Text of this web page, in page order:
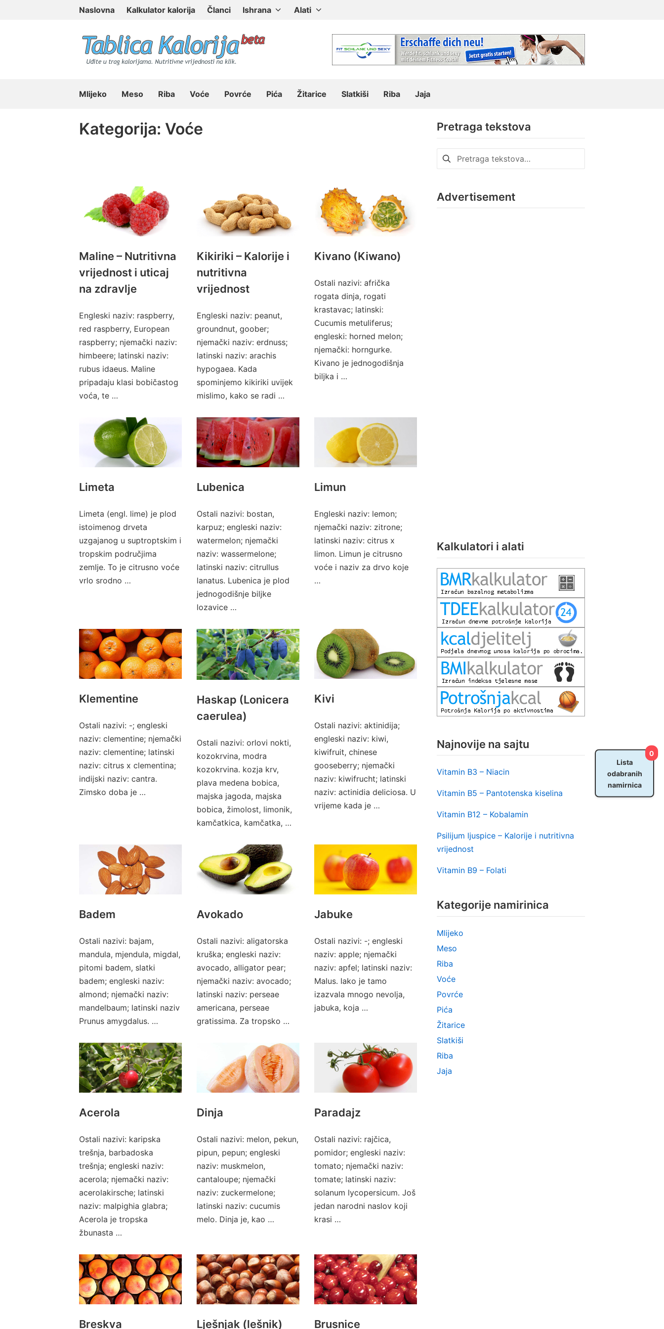
Naslovna Kalkulator kalorija Članci Ishrana Alati
Mlijeko Meso Riba Voće Povrće Pića Žitarice Slatkiši Riba Jaja
Kategorija: Voće
Maline – Nutritivna
vrijednost i uticaj
na zdravlje
Engleski naziv: raspberry,
red raspberry, European
raspberry; njemački naziv:
himbeere; latinski naziv:
rubus idaeus. Maline
pripadaju klasi bobičastog
voća, te …
Kikiriki – Kalorije i
nutritivna
vrijednost
Engleski naziv: peanut,
groundnut, goober;
njemački naziv: erdnuss;
latinski naziv: arachis
hypogaea. Kada
spominjemo kikiriki uvijek
mislimo, kako se radi …
Kivano (Kiwano)
Ostali nazivi: afrička
rogata dinja, rogati
krastavac; latinski:
Cucumis metuliferus;
engleski: horned melon;
njemački: horngurke.
Kivano je jednogodišnja
biljka i …
Limeta
Limeta (engl. lime) je plod
istoimenog drveta
uzgajanog u suptroptskim i
tropskim područjima
zemlje. To je citrusno voće
vrlo srodno …
Lubenica
Ostali nazivi: bostan,
karpuz; engleski naziv:
watermelon; njemački
naziv: wassermelone;
latinski naziv: citrullus
lanatus. Lubenica je plod
jednogodišnje biljke
lozavice …
Limun
Engleski naziv: lemon;
njemački naziv: zitrone;
latinski naziv: citrus x
limon. Limun je citrusno
voće i naziv za drvo koje
…
Klementine
Ostali nazivi: -; engleski
naziv: clementine; njemački
naziv: clementine; latinski
naziv: citrus x clementina;
indijski naziv: cantra.
Zimsko doba je …
Haskap (Lonicera
caerulea)
Ostali nazivi: orlovi nokti,
kozokrvina, modra
kozokrvina. kozja krv,
plava medena bobica,
majska jagoda, majska
bobica, žimolost, limonik,
kamčatkica, kamčatka, …
Kivi
Ostali nazivi: aktinidija;
engleski naziv: kiwi,
kiwifruit, chinese
gooseberry; njemački
naziv: kiwifrucht; latinski
naziv: actinidia deliciosa. U
vrijeme kada je …
Badem
Ostali nazivi: bajam,
mandula, mjendula, migdal,
pitomi badem, slatki
badem; engleski naziv:
almond; njemački naziv:
mandelbaum; latinski naziv
Prunus amygdalus. …
Avokado
Ostali nazivi: aligatorska
kruška; engleski naziv:
avocado, alligator pear;
njemački naziv: avocado;
latinski naziv: perseae
americana, perseae
gratissima. Za tropsko …
Jabuke
Ostali nazivi: -; engleski
naziv: apple; njemački
naziv: apfel; latinski naziv:
Malus. Iako je tamo
izazvala mnogo nevolja,
jabuka, koja …
Acerola
Ostali nazivi: karipska
trešnja, barbadoska
trešnja; engleski naziv:
acerola; njemački naziv:
acerolakirsche; latinski
naziv: malpighia glabra;
Acerola je tropska
žbunasta …
Dinja
Ostali nazivi: melon, pekun,
pipun, pepun; engleski
naziv: muskmelon,
cantaloupe; njemački
naziv: zuckermelone;
latinski naziv: cucumis
melo. Dinja je, kao …
Paradajz
Ostali nazivi: rajčica,
pomidor; engleski naziv:
tomato; njemački naziv:
tomate; latinski naziv:
solanum lycopersicum. Još
jedan narodni naslov koji
krasi …
Breskva Lješnjak (lešnik) Brusnice
Pretraga tekstova
Pretraga
za:
Advertisement
Kalkulatori i alati
Najnovije na sajtu
Vitamin B3 – Niacin
Vitamin B5 – Pantotenska kiselina
Vitamin B12 – Kobalamin
Psilijum ljuspice – Kalorije i nutritivna
vrijednost
Vitamin B9 – Folati
Kategorije namirinica
Mlijeko
Meso
Riba
Voće
Povrće
Pića
Žitarice
Slatkiši
Riba
Jaja
0
Lista
odabranih
namirnica